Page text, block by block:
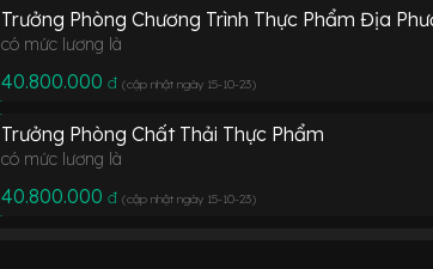
Trưởng Phòng Chương Trình Thực Phẩm Địa
có mức lương là
40.800.000 đ (cập nhật ngày 15-10-23)
Trưởng Phòng Chất Thải Thực Phẩm
có mức lương là
40.800.000 đ (cập nhật ngày 15-10-23)